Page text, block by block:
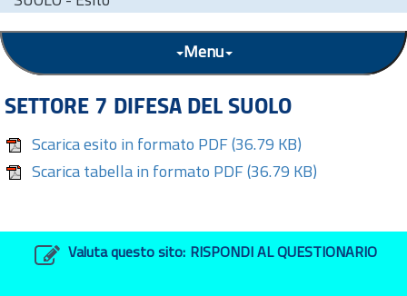
Menu
SETTORE 7 DIFESA DEL SUOLO
Scarica esito in formato PDF (36.79 KB)
Scarica tabella in formato PDF (36.79 KB)
Valuta questo sito: RISPONDI AL QUESTIONARIO